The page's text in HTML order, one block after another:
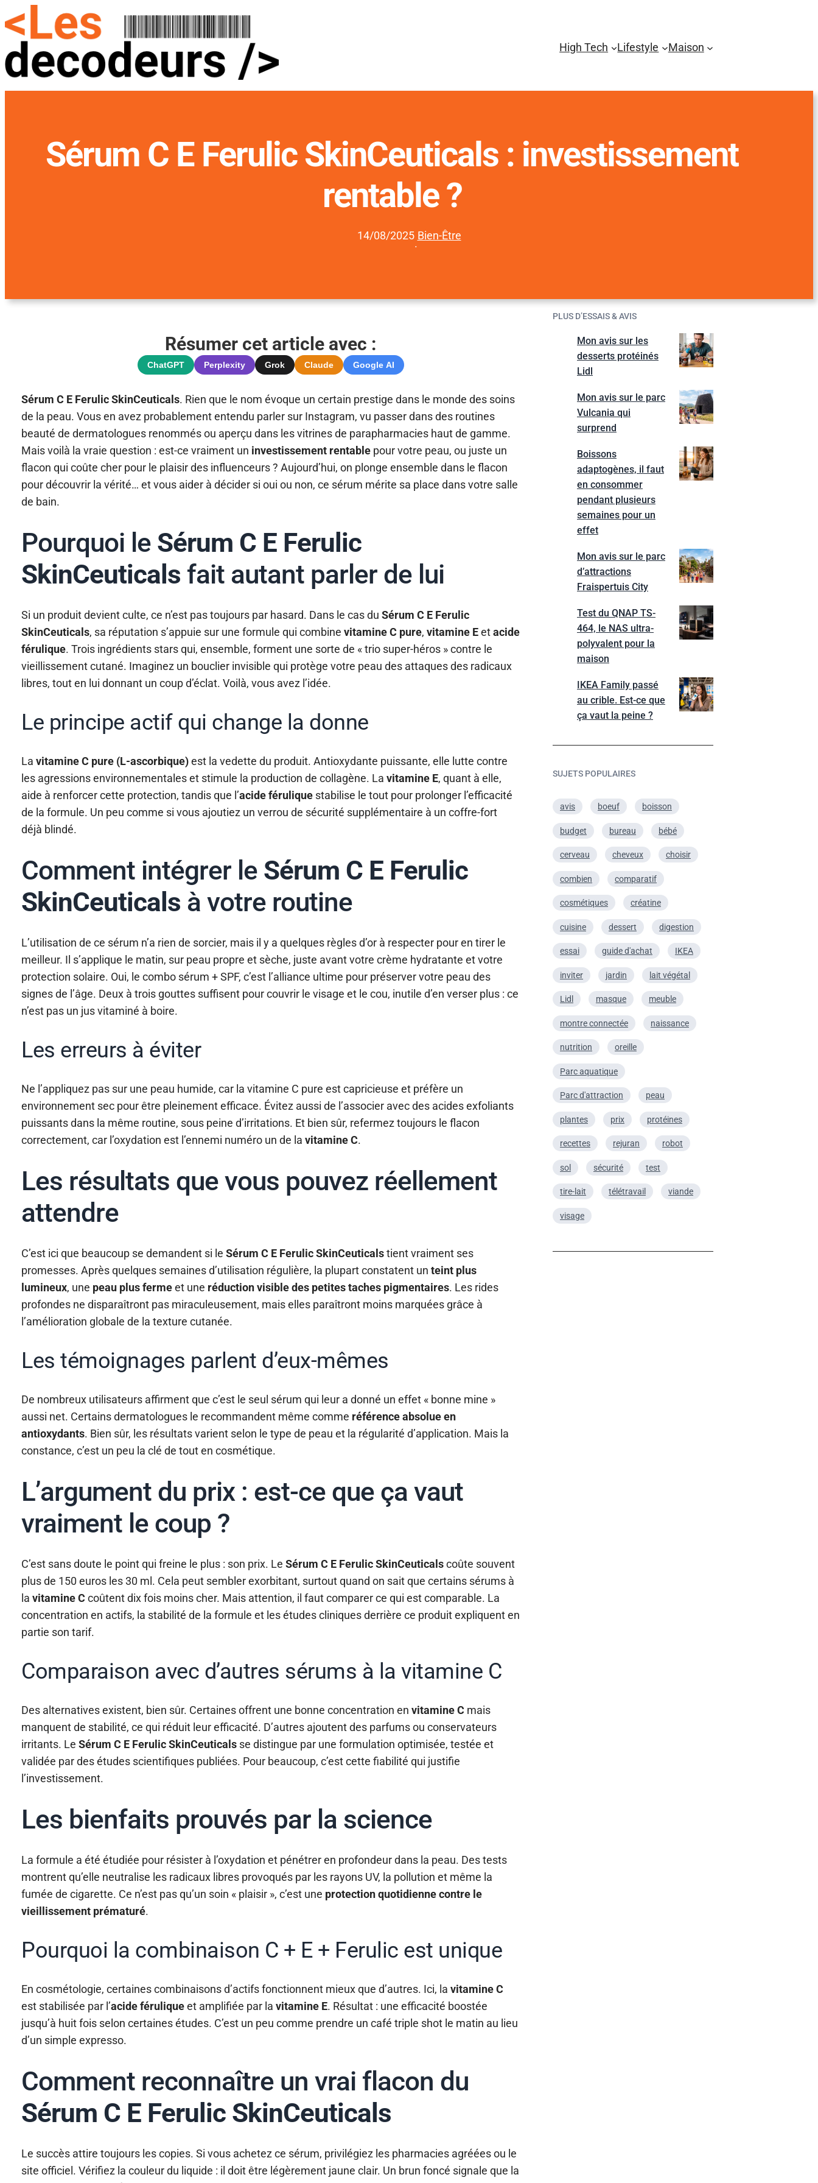
High Tech Lifestyle Maison
Sérum C E Ferulic SkinCeuticals : investissement
rentable ?
14/08/2025
·
Bien-Être
Résumer cet article avec :
ChatGPT Perplexity Grok Claude Google AI
Sérum C E Ferulic SkinCeuticals. Rien que le nom évoque un certain prestige dans le monde des soins
de la peau. Vous en avez probablement entendu parler sur Instagram, vu passer dans des routines
beauté de dermatologues renommés ou aperçu dans les vitrines de parapharmacies haut de gamme.
Mais voilà la vraie question : est-ce vraiment un investissement rentable pour votre peau, ou juste un
flacon qui coûte cher pour le plaisir des influenceurs ? Aujourd’hui, on plonge ensemble dans le flacon
pour découvrir la vérité… et vous aider à décider si oui ou non, ce sérum mérite sa place dans votre salle
de bain.
Pourquoi le Sérum C E Ferulic
SkinCeuticals fait autant parler de lui
Si un produit devient culte, ce n’est pas toujours par hasard. Dans le cas du Sérum C E Ferulic
SkinCeuticals, sa réputation s’appuie sur une formule qui combine vitamine C pure, vitamine Eetacide
férulique. Trois ingrédients stars qui, ensemble, forment une sorte de « trio super-héros » contre le
vieillissement cutané. Imaginez un bouclier invisible qui protège votre peau des attaques des radicaux
libres, tout en lui donnant un coup d’éclat. Voilà, vous avez l’idée.
Le principe actif qui change la donne
La vitamine C pure (L-ascorbique)est la vedette du produit. Antioxydante puissante, elle lutte contre
les agressions environnementales et stimule la production de collagène. La vitamine E, quant à elle,
aide à renforcer cette protection, tandis que l’acide férulique stabilise le tout pour prolonger l’efficacité
de la formule. Un peu comme si vous ajoutiez un verrou de sécurité supplémentaire à un coffre-fort
déjà blindé.
Comment intégrer le Sérum C E Ferulic
SkinCeuticals à votre routine
L’utilisation de ce sérum n’a rien de sorcier, mais il y a quelques règles d’or à respecter pour en tirer le
meilleur. Il s’applique le matin, sur peau propre et sèche, juste avant votre crème hydratante et votre
protection solaire. Oui, le combo sérum + SPF, c’est l’alliance ultime pour préserver votre peau des
signes de l’âge. Deux à trois gouttes suffisent pour couvrir le visage et le cou, inutile d’en verser plus : ce
n’est pas un jus vitaminé à boire.
Les erreurs à éviter
Ne l’appliquez pas sur une peau humide, car la vitamine C pure est capricieuse et préfère un
environnement sec pour être pleinement efficace. Évitez aussi de l’associer avec des acides exfoliants
puissants dans la même routine, sous peine d’irritations. Et bien sûr, refermez toujours le flacon
correctement, car l’oxydation est l’ennemi numéro un de la vitamine C.
Les résultats que vous pouvez réellement
attendre
C’est ici que beaucoup se demandent si le Sérum C E Ferulic SkinCeuticalstient vraiment ses
promesses. Après quelques semaines d’utilisation régulière, la plupart constatent un teint plus
lumineux, une peau plus fermeet une réduction visible des petites taches pigmentaires. Les rides
profondes ne disparaîtront pas miraculeusement, mais elles paraîtront moins marquées grâce à
l’amélioration globale de la texture cutanée.
Les témoignages parlent d’eux-mêmes
De nombreux utilisateurs affirment que c’est le seul sérum qui leur a donné un effet « bonne mine »
aussi net. Certains dermatologues le recommandent même comme référence absolue en
antioxydants. Bien sûr, les résultats varient selon le type de peau et la régularité d’application. Mais la
constance, c’est un peu la clé de tout en cosmétique.
L’argument du prix : est-ce que ça vaut
vraiment le coup ?
C’est sans doute le point qui freine le plus : son prix. Le Sérum C E Ferulic SkinCeuticalscoûte souvent
plus de 150 euros les 30 ml. Cela peut sembler exorbitant, surtout quand on sait que certains sérums à
la vitamine Ccoûtent dix fois moins cher. Mais attention, il faut comparer ce qui est comparable. La
concentration en actifs, la stabilité de la formule et les études cliniques derrière ce produit expliquent en
partie son tarif.
Comparaison avec d’autres sérums à la vitamine C
Des alternatives existent, bien sûr. Certaines offrent une bonne concentration en vitamine C mais
manquent de stabilité, ce qui réduit leur efficacité. D’autres ajoutent des parfums ou conservateurs
irritants. Le Sérum C E Ferulic SkinCeuticals se distingue par une formulation optimisée, testée et
validée par des études scientifiques publiées. Pour beaucoup, c’est cette fiabilité qui justifie
l’investissement.
Les bienfaits prouvés par la science
La formule a été étudiée pour résister à l’oxydation et pénétrer en profondeur dans la peau. Des tests
montrent qu’elle neutralise les radicaux libres provoqués par les rayons UV, la pollution et même la
fumée de cigarette. Ce n’est pas qu’un soin « plaisir », c’est une protection quotidienne contre le
vieillissement prématuré.
Pourquoi la combinaison C + E + Ferulic est unique
En cosmétologie, certaines combinaisons d’actifs fonctionnent mieux que d’autres. Ici, la vitamine C
est stabilisée par l’acide féruliqueet amplifiée par la vitamine E. Résultat : une efficacité boostée
jusqu’à huit fois selon certaines études. C’est un peu comme prendre un café triple shot le matin au lieu
d’un simple expresso.
Comment reconnaître un vrai flacon du
Sérum C E Ferulic SkinCeuticals
Le succès attire toujours les copies. Si vous achetez ce sérum, privilégiez les pharmacies agréées ou le
site officiel. Vérifiez la couleur du liquide : il doit être légèrement jaune clair. Un brun foncé signale que la
PLUS D’ESSAIS & AVIS
Mon avis sur les
desserts protéinés
Lidl
Mon avis sur le parc
Vulcania qui
surprend
Boissons
adaptogènes, il faut
en consommer
pendant plusieurs
semaines pour un
effet
Mon avis sur le parc
d’attractions
Fraispertuis City
Test du QNAP TS-
464, le NAS ultra-
polyvalent pour la
maison
IKEA Family passé
au crible. Est-ce que
ça vaut la peine ?
SUJETS POPULAIRES
avis boeuf boisson
budget bureau bébé
cerveau cheveux choisir
combien comparatif
cosmétiques créatine
cuisine dessert digestion
essai guide d'achat IKEA
inviter jardin lait végétal
Lidl masque meuble
montre connectée naissance
nutrition oreille
Parc aquatique
Parc d'attraction peau
plantes prix protéines
recettes rejuran robot
sol sécurité test
tire-lait télétravail viande
visage